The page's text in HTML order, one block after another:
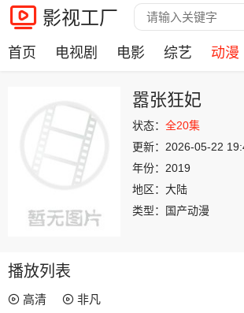
影视工厂
首页 电视剧 电影 综艺 动漫
嚣张狂妃
状态： 全20集
更新： 2026-05-22
年份： 2019
地区： 大陆
类型：
国产动漫
播放列表
高清 非凡